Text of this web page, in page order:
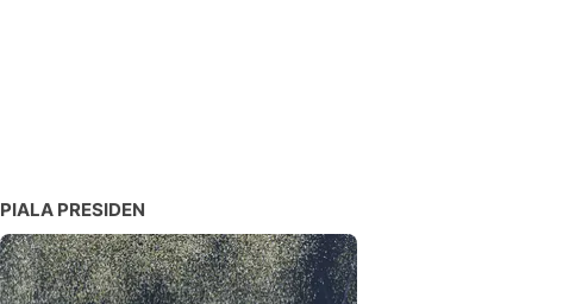
PIALA PRESIDEN